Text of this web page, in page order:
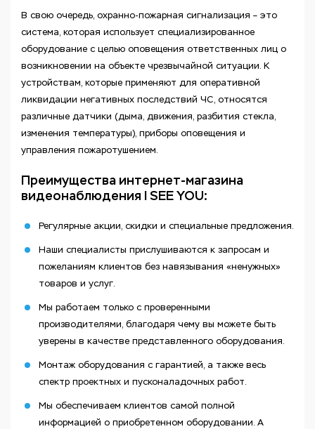
В свою очередь, охранно-пожарная сигнализация – это
система, которая использует специализированное
оборудование с целью оповещения ответственных лиц о
возникновении на объекте чрезвычайной ситуации. К
устройствам, которые применяют для оперативной
ликвидации негативных последствий ЧС, относятся
различные датчики (дыма, движения, разбития стекла,
изменения температуры), приборы оповещения и
управления пожаротушением.
Преимущества интернет-магазина
видеонаблюдения I SEE YOU:
Регулярные акции, скидки и специальные предложения.
Наши специалисты прислушиваются к запросам и
пожеланиям клиентов без навязывания «ненужных»
товаров и услуг.
Мы работаем только с проверенными
производителями, благодаря чему вы можете быть
уверены в качестве представленного оборудования.
Монтаж оборудования с гарантией, а также весь
спектр проектных и пусконаладочных работ.
Мы обеспечиваем клиентов самой полной
информацией о приобретенном оборудовании. А